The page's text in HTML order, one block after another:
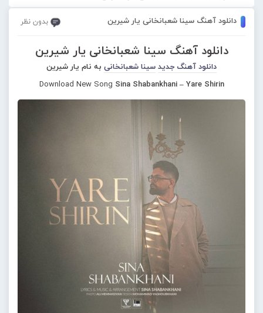
دانلود آهنگ سینا شعبانخانی یار شیرین بدون نظر
دانلود آهنگ سینا شعبانخانی یار شیرین
دانلود آهنگ جدید سینا شعبانخانی به نام یار شیرین
Download New Song Sina Shabankhani – Yare Shirin